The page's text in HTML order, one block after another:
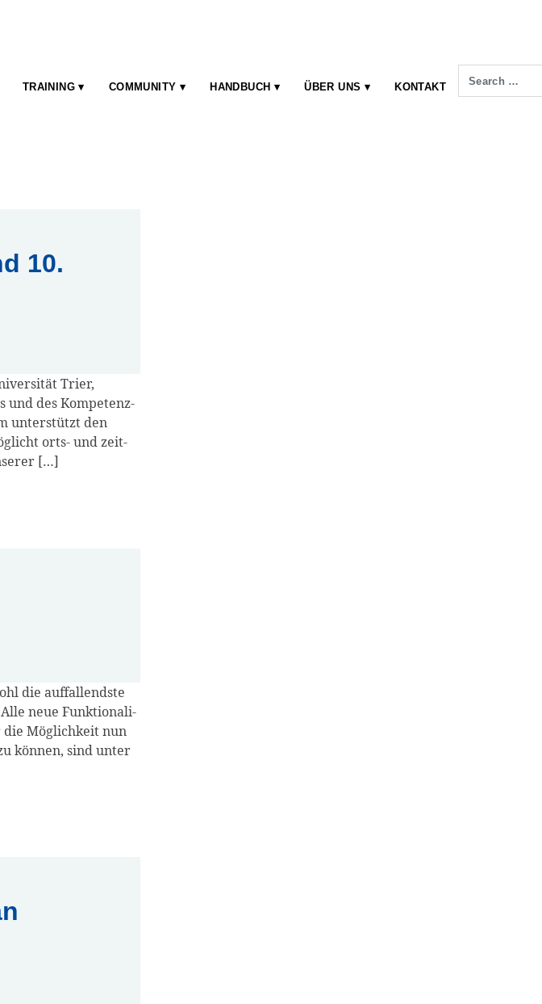
TRAINING COMMUNITY HANDBUCH ÜBER UNS KONTAKT
10.
Trier,
und des Kom­pe­tenz­
unter­stützt den
orts- und zeit­
[…]
die auf­fal­lends­te
Alle neue Funk­tio­na­li­
die Mög­lich­keit nun
kön­nen, sind unter